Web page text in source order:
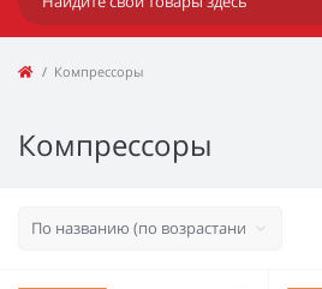
Компрессоры
Компрессоры